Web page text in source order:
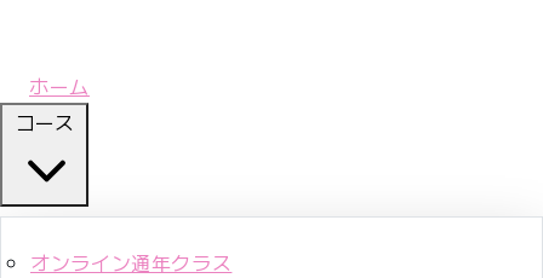
ホーム
コース
オンライン通年クラス